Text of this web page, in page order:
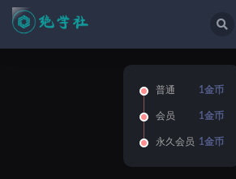
普通 1金币
会员 1金币
永久会员 1金币